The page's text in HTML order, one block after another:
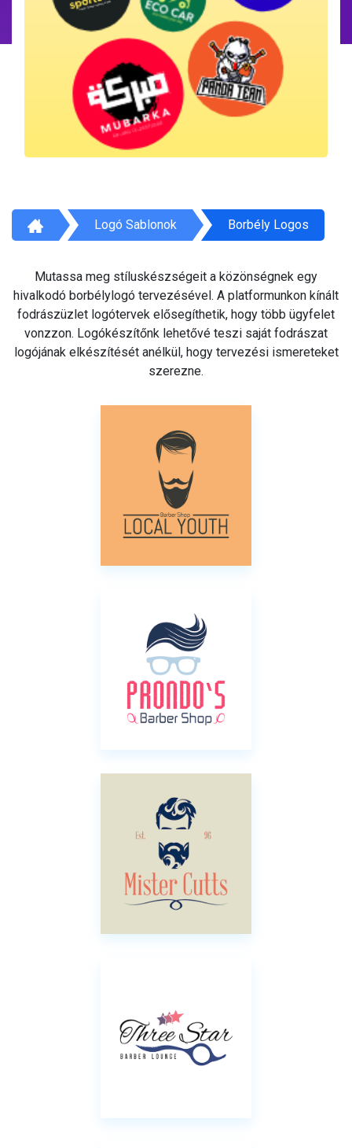
Logó Sablonok Borbély Logos
Mutassa meg stíluskészségeit a közönségnek egy
hivalkodó borbélylogó tervezésével. A platformunkon kínált
fodrászüzlet logótervek elősegíthetik, hogy több ügyfelet
vonzzon. Logókészítőnk lehetővé teszi saját fodrászat
logójának elkészítését anélkül, hogy tervezési ismereteket
szerezne.